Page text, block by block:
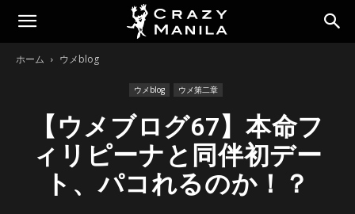
ホーム ウメblog
ウメblog ウメ第二章
【ウメブログ67】本命フ
ィリピーナと同伴初デー
ト、パコれるのか！？